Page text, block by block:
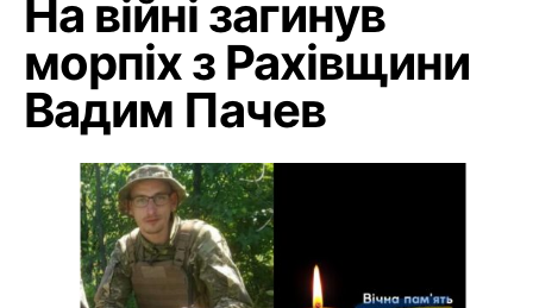
На війні загинув
морпіх з Рахівщини
Вадим Пачев